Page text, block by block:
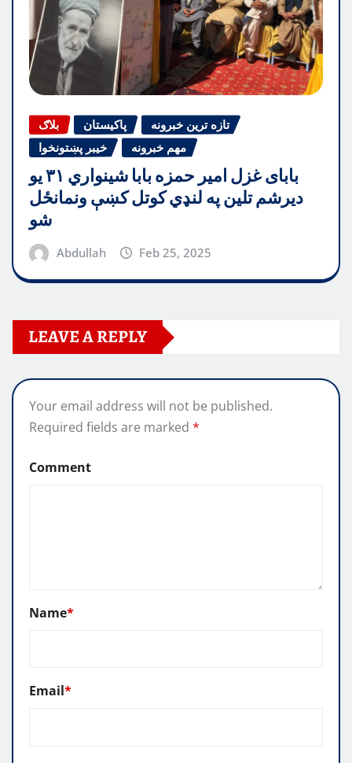
بلاګ پاکیستان
تازه ترین خبرونه
خیبر پښتونخوا
مهم خبرونه
بابای غزل امیر حمزه بابا شینواري ۳۱ یو
دیرشم تلین په لنډي کوتل کښې ونمانځل
شو
Abdullah Feb 25, 2025
LEAVE A REPLY
Your email address will not be published.
Required fields are marked *
Comment
Name*
Email*